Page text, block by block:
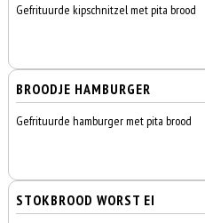
Gefrituurde kipschnitzel met pita brood
BROODJE HAMBURGER
Gefrituurde hamburger met pita brood
STOKBROOD WORST EI